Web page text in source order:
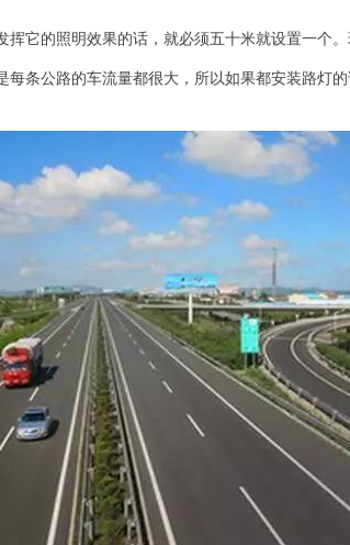
挥它的照明效果的话，就必须五十米就设置一个
每条公路的车流量都很大，所以如果都安装路灯